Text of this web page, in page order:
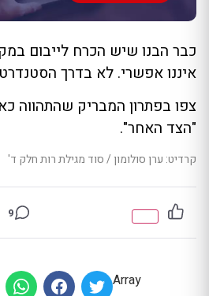
כבר הבנו שיש הכרח לייבום
איננו אפשרי. לא בדרך
צפו בפתרון המבריק שהתהווה
"הצד האחר".
קרדיט: ערן סולומון / סוד מגילת רות חלק ד'
9
Array